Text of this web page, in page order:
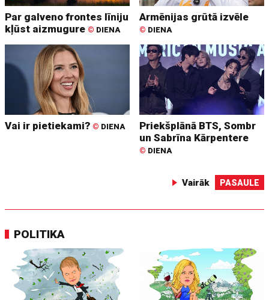
Par galveno frontes līniju
kļūst aizmugure © DIENA
Armēnijas grūtā izvēle
© DIENA
Vai ir pietiekami? © DIENA
Priekšplānā BTS, Sombr
un Sabrīna Kārpentere
© DIENA
Vairāk PASAULE
POLITIKA